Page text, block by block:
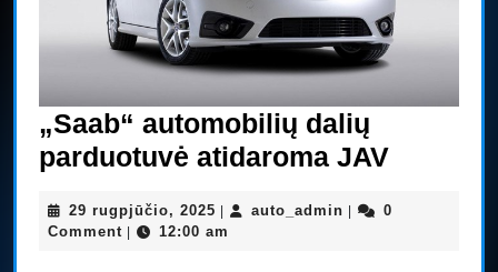
„Saab“ automobilių dalių
parduotuvė atidaroma JAV„Saab“
dalių
29 rugpjūčio, 2025 29
rugpjūčio,
auto_admin auto_admin
0
Comment
12:00 am